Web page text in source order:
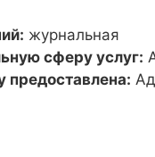
журнальная
сферу услуг: